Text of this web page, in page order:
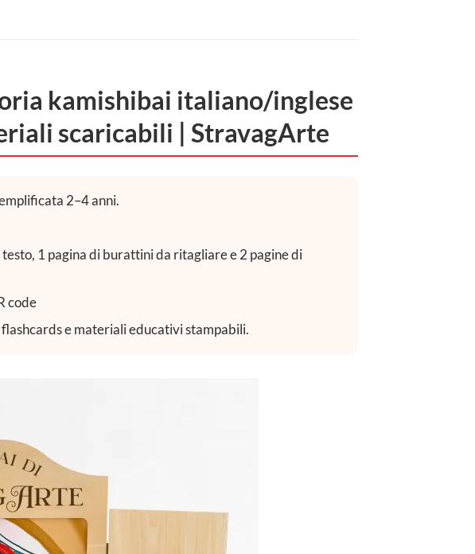
kamishibai italiano/inglese
scaricabili | StravagArte
2–4 anni.
1 pagina di burattini da ritagliare e 2 pagine di
code
e materiali educativi stampabili.